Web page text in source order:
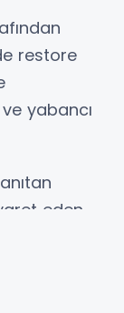
restore
yabancı
eden